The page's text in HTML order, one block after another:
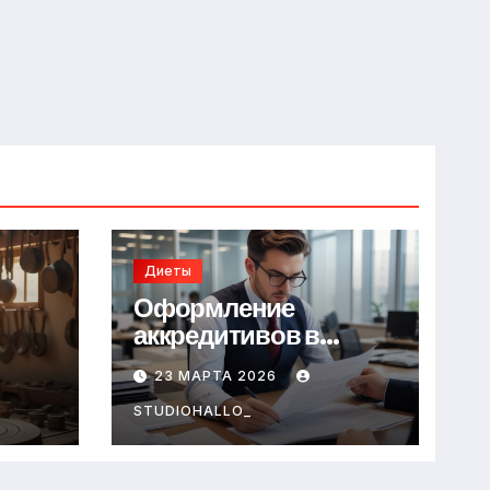
Диеты
Оформление
аккредитивов в
международной
торговле
23 МАРТА 2026
STUDIOHALLO_